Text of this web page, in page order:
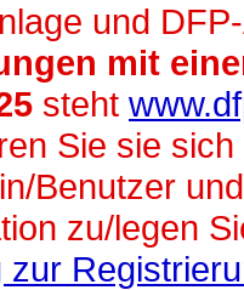
und
mit
steht
Sie sie
Benutzer
zu/legen
zur